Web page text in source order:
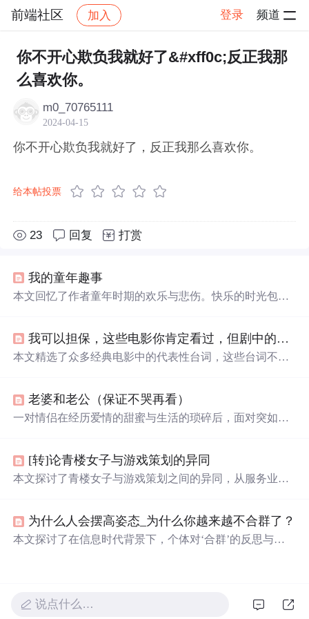
前端社区 加入 登录 频道
社区 前端社区 感慨 帖子详情
你不开心欺负我就好了&#xff0c;反正我那
么喜欢你。
m0_70765111
2024-04-15
你不开心欺负我就好了，反正我那么喜欢你。
给本帖投票
23 回复 打赏
我的童年趣事
本文回忆了作者童年时期的欢乐与悲伤。快乐的时光包括
记忆。
我可以担保，这些电影你肯定看过，但剧中的台词，你还记得不？
本文精选了众多经典电影中的代表性台词，这些台词不仅
事。老婆和老公（保证不哭再看）
一对情侣在经历爱情的甜蜜与生活的琐碎后，面对突如其
期，十年后彻底忘记彼此，期待来生再续前缘。
[转]论青楼女子与游戏策划的异同
本文探讨了青楼女子与游戏策划之间的异同，从服务业的
的挑战和追求的理想。
为什么人会摆高姿态_为什么你越来越不合群了？
本文探讨了在信息时代背景下，个体对‘合群’的反思与重
批判强制合群对心理健康的损害，并指出卓尔不群者更易
在技术驱动的知识经济中建立差异化优势。
说点什么…